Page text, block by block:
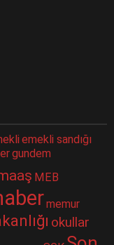
emekli sandığı
gundem
MEB
memur
okullar